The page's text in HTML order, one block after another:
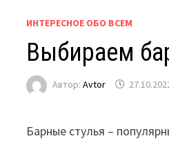
ИНТЕРЕСНОЕ ОБО ВСЕМ
Выбираем
Автор:Avtor
Барные стулья –